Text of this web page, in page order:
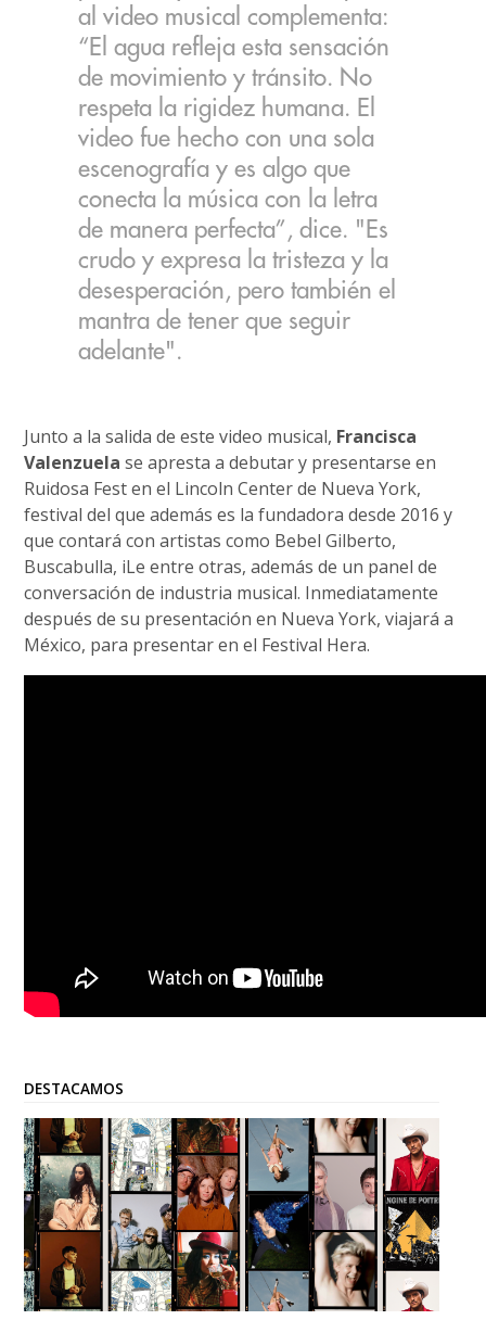
al video musical complementa:
“El agua refleja esta sensación
de movimiento y tránsito. No
respeta la rigidez humana. El
video fue hecho con una sola
escenografía y es algo que
conecta la música con la letra
de manera perfecta”, dice. "Es
crudo y expresa la tristeza y la
desesperación, pero también el
mantra de tener que seguir
adelante".
Junto a la salida de este video musical, Francisca
Valenzuela se apresta a debutar y presentarse en
Ruidosa Fest en el Lincoln Center de Nueva York,
festival del que además es la fundadora desde 2016 y
que contará con artistas como Bebel Gilberto,
Buscabulla, iLe entre otras, además de un panel de
conversación de industria musical. Inmediatamente
después de su presentación en Nueva York, viajará a
México, para presentar en el Festival Hera.
DESTACAMOS